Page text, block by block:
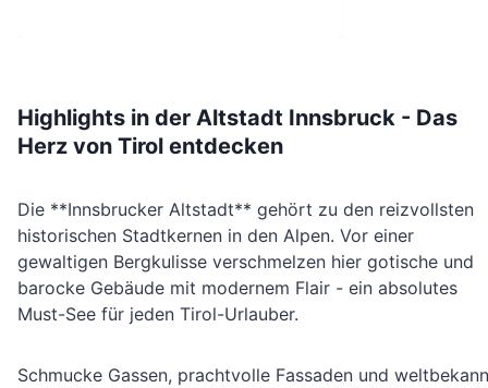
versteckte
Kunde noch
definitiv wieder
das Team
Highlights in der Altstadt Innsbruck - Das
Herz von Tirol entdecken
Die **Innsbrucker Altstadt** gehört zu den reizvollsten
historischen Stadtkernen in den Alpen. Vor einer
gewaltigen Bergkulisse verschmelzen hier gotische und
barocke Gebäude mit modernem Flair - ein absolutes
Must-See für jeden Tirol-Urlauber.
Schmucke Gassen, prachtvolle Fassaden und